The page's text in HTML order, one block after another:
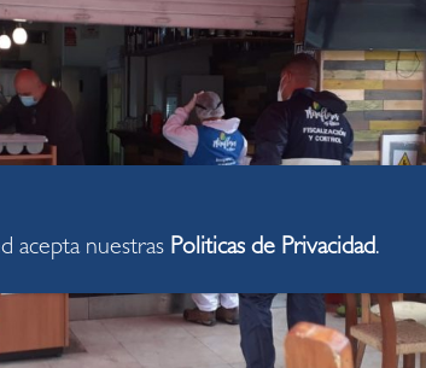
acepta nuestras Politicas de Privacidad.